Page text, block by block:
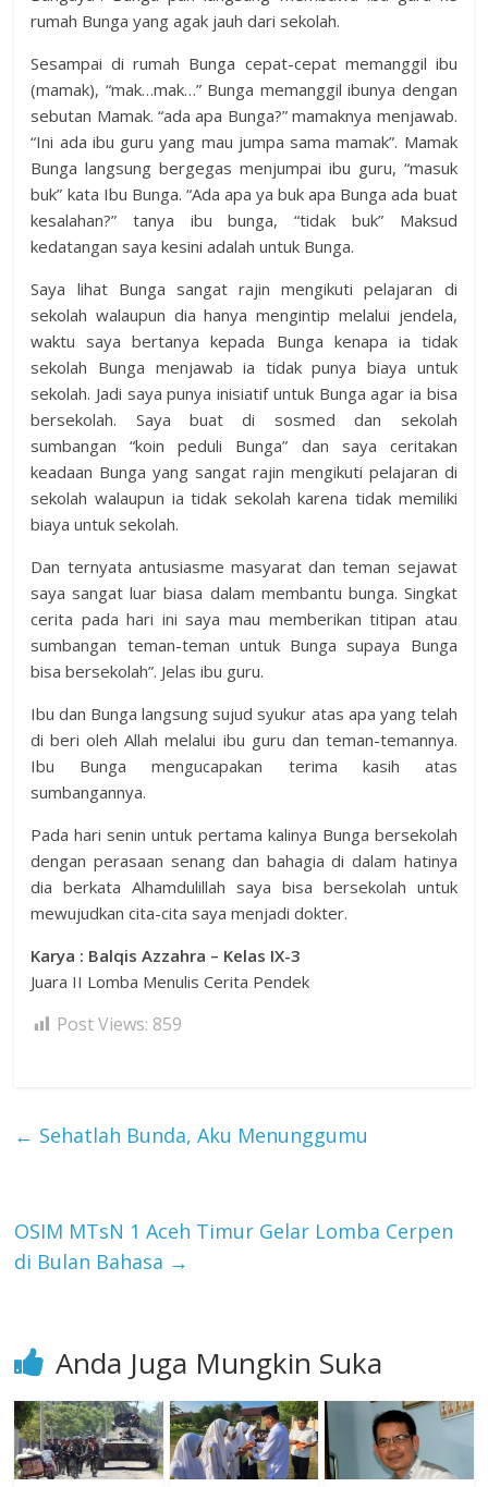
rumah Bunga yang agak jauh dari sekolah.
Sesampai di rumah Bunga cepat-cepat memanggil ibu
(mamak), “mak…mak…” Bunga memanggil ibunya dengan
sebutan Mamak. “ada apa Bunga?” mamaknya menjawab.
“Ini ada ibu guru yang mau jumpa sama mamak”. Mamak
Bunga langsung bergegas menjumpai ibu guru, “masuk
buk” kata Ibu Bunga. “Ada apa ya buk apa Bunga ada buat
kesalahan?” tanya ibu bunga, “tidak buk” Maksud
kedatangan saya kesini adalah untuk Bunga.
Saya lihat Bunga sangat rajin mengikuti pelajaran di
sekolah walaupun dia hanya mengintip melalui jendela,
waktu saya bertanya kepada Bunga kenapa ia tidak
sekolah Bunga menjawab ia tidak punya biaya untuk
sekolah. Jadi saya punya inisiatif untuk Bunga agar ia bisa
bersekolah. Saya buat di sosmed dan sekolah
sumbangan “koin peduli Bunga” dan saya ceritakan
keadaan Bunga yang sangat rajin mengikuti pelajaran di
sekolah walaupun ia tidak sekolah karena tidak memiliki
biaya untuk sekolah.
Dan ternyata antusiasme masyarat dan teman sejawat
saya sangat luar biasa dalam membantu bunga. Singkat
cerita pada hari ini saya mau memberikan titipan atau
sumbangan teman-teman untuk Bunga supaya Bunga
bisa bersekolah”. Jelas ibu guru.
Ibu dan Bunga langsung sujud syukur atas apa yang telah
di beri oleh Allah melalui ibu guru dan teman-temannya.
Ibu Bunga mengucapakan terima kasih atas
sumbangannya.
Pada hari senin untuk pertama kalinya Bunga bersekolah
dengan perasaan senang dan bahagia di dalam hatinya
dia berkata Alhamdulillah saya bisa bersekolah untuk
mewujudkan cita-cita saya menjadi dokter.
Karya : Balqis Azzahra – Kelas IX-3
Juara II Lomba Menulis Cerita Pendek
Post Views: 859
← Sehatlah Bunda, Aku Menunggumu
OSIM MTsN 1 Aceh Timur Gelar Lomba Cerpen
di Bulan Bahasa →
Anda Juga Mungkin Suka